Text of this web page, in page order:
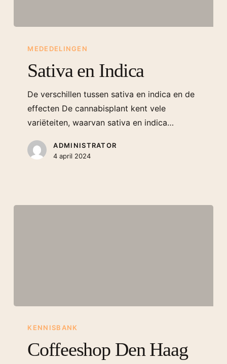
MEDEDELINGEN
Sativa en Indica
De verschillen tussen sativa en indica en de
effecten De cannabisplant kent vele
variëteiten, waarvan sativa en indica…
ADMINISTRATOR
4 april 2024
KENNISBANK
Coffeeshop Den Haag